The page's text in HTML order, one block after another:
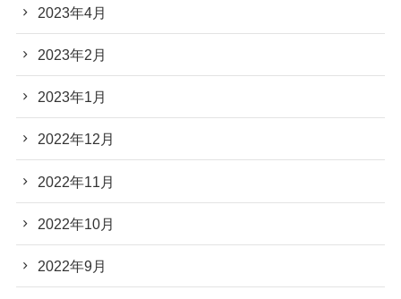
2023年4月
2023年2月
2023年1月
2022年12月
2022年11月
2022年10月
2022年9月